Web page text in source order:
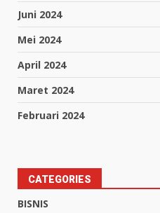
Juni 2024
Mei 2024
April 2024
Maret 2024
Februari 2024
CATEGORIES
BISNIS